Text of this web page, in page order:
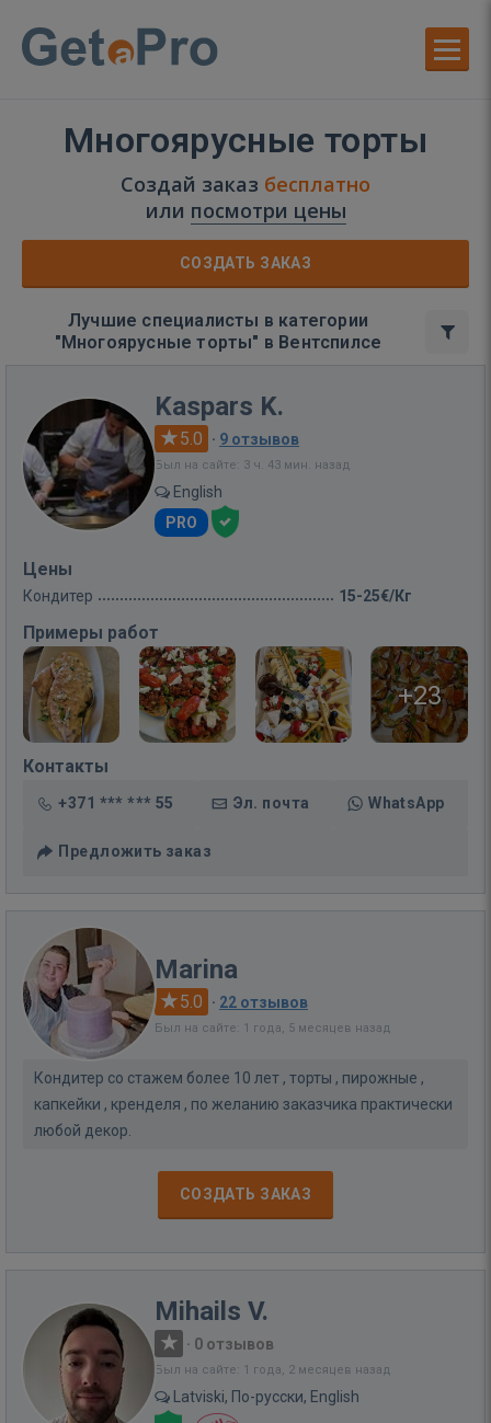
Многоярусные торты
Создай заказ бесплатно
или посмотри цены
СОЗДАТЬ ЗАКАЗ
Лучшие специалисты в категории
"Многоярусные торты" в Вентспилсе
Kaspars K.
5.0 · 9 отзывов
Был на сайте: 3 ч. 43 мин. назад
English
PRO
Цены
Кондитер 15-25€/Кг
Примеры работ
+23
Контакты
+371 *** *** 55 Эл. почта WhatsApp
Предложить заказ
Marina
5.0 · 22 отзывов
Был на сайте: 1 года, 5 месяцев назад
Кондитер со стажем более 10 лет , торты , пирожные ,
капкейки , кренделя , по желанию заказчика практически
любой декор.
СОЗДАТЬ ЗАКАЗ
Mihails V.
· 0 отзывов
Был на сайте: 1 года, 2 месяцев назад
Latviski, По-русски, English